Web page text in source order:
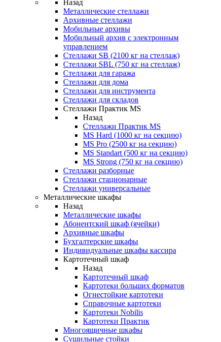
Назад
Металлические стеллажи
Архивные стеллажи
Мобильные архивы
Мобильный архив с электронным
управлением
Стеллажи SB (2100 кг на стеллаж)
Стеллажи SBL (750 кг на стеллаж)
Стеллажи для гаража
Стеллажи для дома
Стеллажи для инструмента
Стеллажи для складов
Стеллажи Практик MS
Назад
Стеллажи Практик MS
MS Hard (1000 кг на секцию)
MS Pro (2500 кг на секцию)
MS Standart (500 кг на секцию)
MS Strong (750 кг на секцию)
Стеллажи разборные
Стеллажи стационарные
Стеллажи универсальные
Металлические шкафы
Назад
Металлические шкафы
Абонентский шкаф (ячейки)
Архивные шкафы
Бухгалтерские шкафы
Индивидуальные шкафы кассира
Картотечный шкаф
Назад
Картотечный шкаф
Картотеки больших форматов
Огнестойкие картотеки
Справочные картотеки
Картотеки Nobilis
Картотеки Практик
Многоящичные шкафы
Сушильные стойки